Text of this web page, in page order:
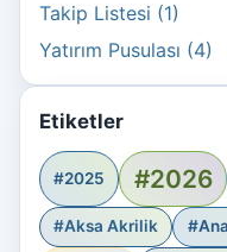
Takip Listesi (1)
Yatırım Pusulası (4)
Etiketler
#2025 #2026
#Aksa Akrilik